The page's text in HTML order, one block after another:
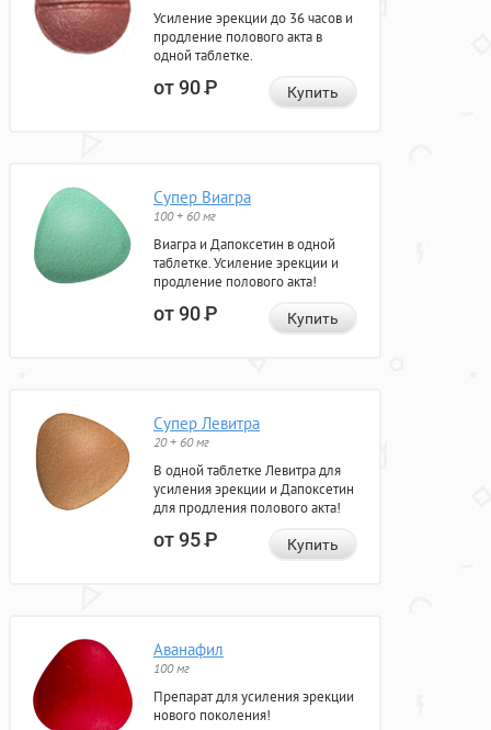
Усиление эрекции до 36 часов и
продление полового акта в
одной таблетке.
от 90Р Купить
Супер Виагра
100 + 60 мг
Виагра и Дапоксетин в одной
таблетке. Усиление эрекции и
продление полового акта!
от 90Р Купить
Супер Левитра
20 + 60 мг
В одной таблетке Левитра для
усиления эрекции и Дапоксетин
для продления полового акта!
от 95Р Купить
Аванафил
100 мг
Препарат для усиления эрекции
нового поколения!